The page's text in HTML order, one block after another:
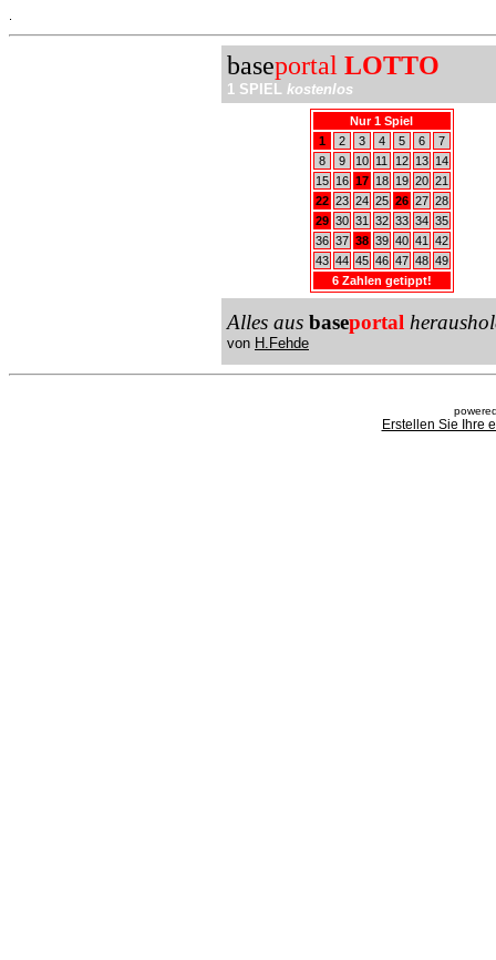
baseportal LOTTO
1 SPIEL kostenlos
Nur 1 Spiel
1
2 3 4 5 6
7
8
9 10 11 12 13
14
15
16 17 18 19 20 21
22 23 24 25 26 27 28
29 30 31 32 33 34 35
36 37 38 39 40 41
42
43 44 45 46 47 48 49
6 Zahlen getippt!
Alles aus baseportal
von H.Fehde
Erstellen Sie Ihre